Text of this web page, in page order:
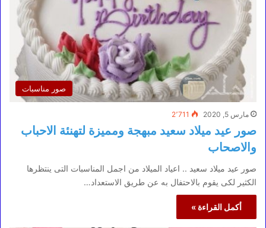
صور مناسبات
مارس 5, 2020 2٬711
صور عيد ميلاد سعيد مبهجة ومميزة لتهنئة الاحباب
والاصحاب
صور عيد ميلاد سعيد .. اعياد الميلاد من اجمل المناسبات التى ينتظرها
الكثير لكى يقوم بالاحتفال به عن طريق الاستعداد…
أكمل القراءة »